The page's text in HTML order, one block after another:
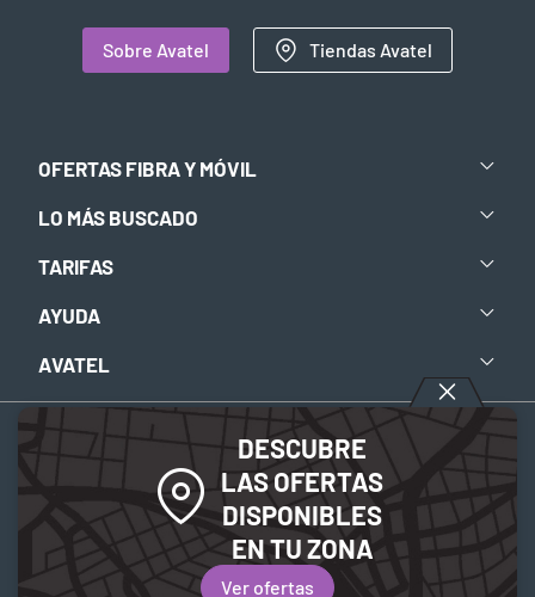
DESCUBRE
LAS OFERTAS
DISPONIBLES
EN TU ZONA
Ver ofertas
Sobre Avatel Tiendas Avatel
OFERTAS FIBRA Y MÓVIL
LO MÁS BUSCADO
TARIFAS
AYUDA
AVATEL
Política de privacidad-Política de Cookies
© 2026 Avatel Telecom. Todos los derechos reservados.